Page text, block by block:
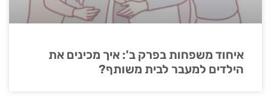
איחוד משפחות בפרק ב': איך מכינים את
הילדים למעבר לבית משותף?